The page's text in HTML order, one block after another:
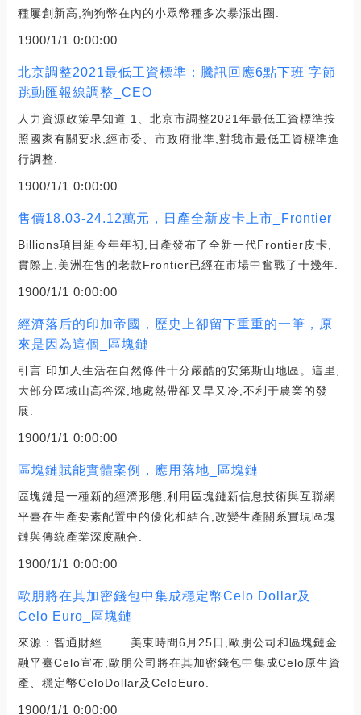
種屢創新高,狗狗幣在內的小眾幣種多次暴漲出圈.
1900/1/1 0:00:00
北京調整2021最低工資標準；騰訊回應6點下班 字節
跳動匯報線調整_CEO
人力資源政策早知道 1、北京市調整2021年最低工資標準按
照國家有關要求,經市委、市政府批準,對我市最低工資標準進
行調整.
1900/1/1 0:00:00
售價18.03-24.12萬元，日產全新皮卡上市_Frontier
Billions項目組今年年初,日產發布了全新一代Frontier皮卡,
實際上,美洲在售的老款Frontier已經在市場中奮戰了十幾年.
1900/1/1 0:00:00
經濟落后的印加帝國，歷史上卻留下重重的一筆，原
來是因為這個_區塊鏈
引言 印加人生活在自然條件十分嚴酷的安第斯山地區。這里,
大部分區域山高谷深,地處熱帶卻又旱又冷,不利于農業的發
展.
1900/1/1 0:00:00
區塊鏈賦能實體案例，應用落地_區塊鏈
區塊鏈是一種新的經濟形態,利用區塊鏈新信息技術與互聯網
平臺在生產要素配置中的優化和結合,改變生產關系實現區塊
鏈與傳統產業深度融合.
1900/1/1 0:00:00
歐朋將在其加密錢包中集成穩定幣Celo Dollar及
Celo Euro_區塊鏈
來源：智通財經 美東時間6月25日,歐朋公司和區塊鏈金
融平臺Celo宣布,歐朋公司將在其加密錢包中集成Celo原生資
產、穩定幣CeloDollar及CeloEuro.
1900/1/1 0:00:00